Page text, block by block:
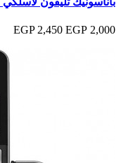
2,000 EGP
2,450 EGP